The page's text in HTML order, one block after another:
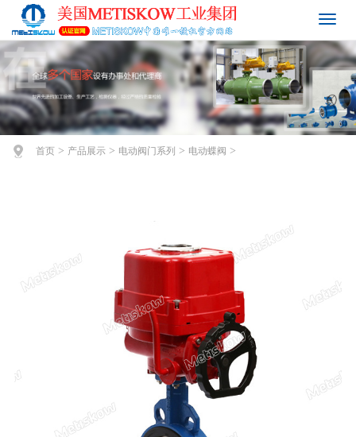
首页> 产品展示> 电动阀门系列 > 电动蝶阀 >